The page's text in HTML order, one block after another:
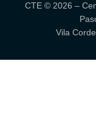
CTE © 2026 –
Vila